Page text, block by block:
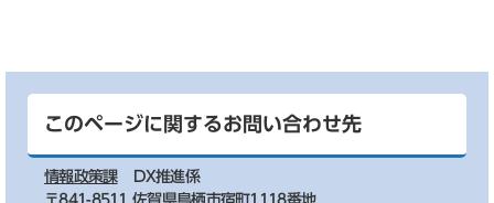
このページに関するお問い合わせ先
情報政策課
DX推進係
〒841-8511 佐賀県鳥栖市宿町1118番地